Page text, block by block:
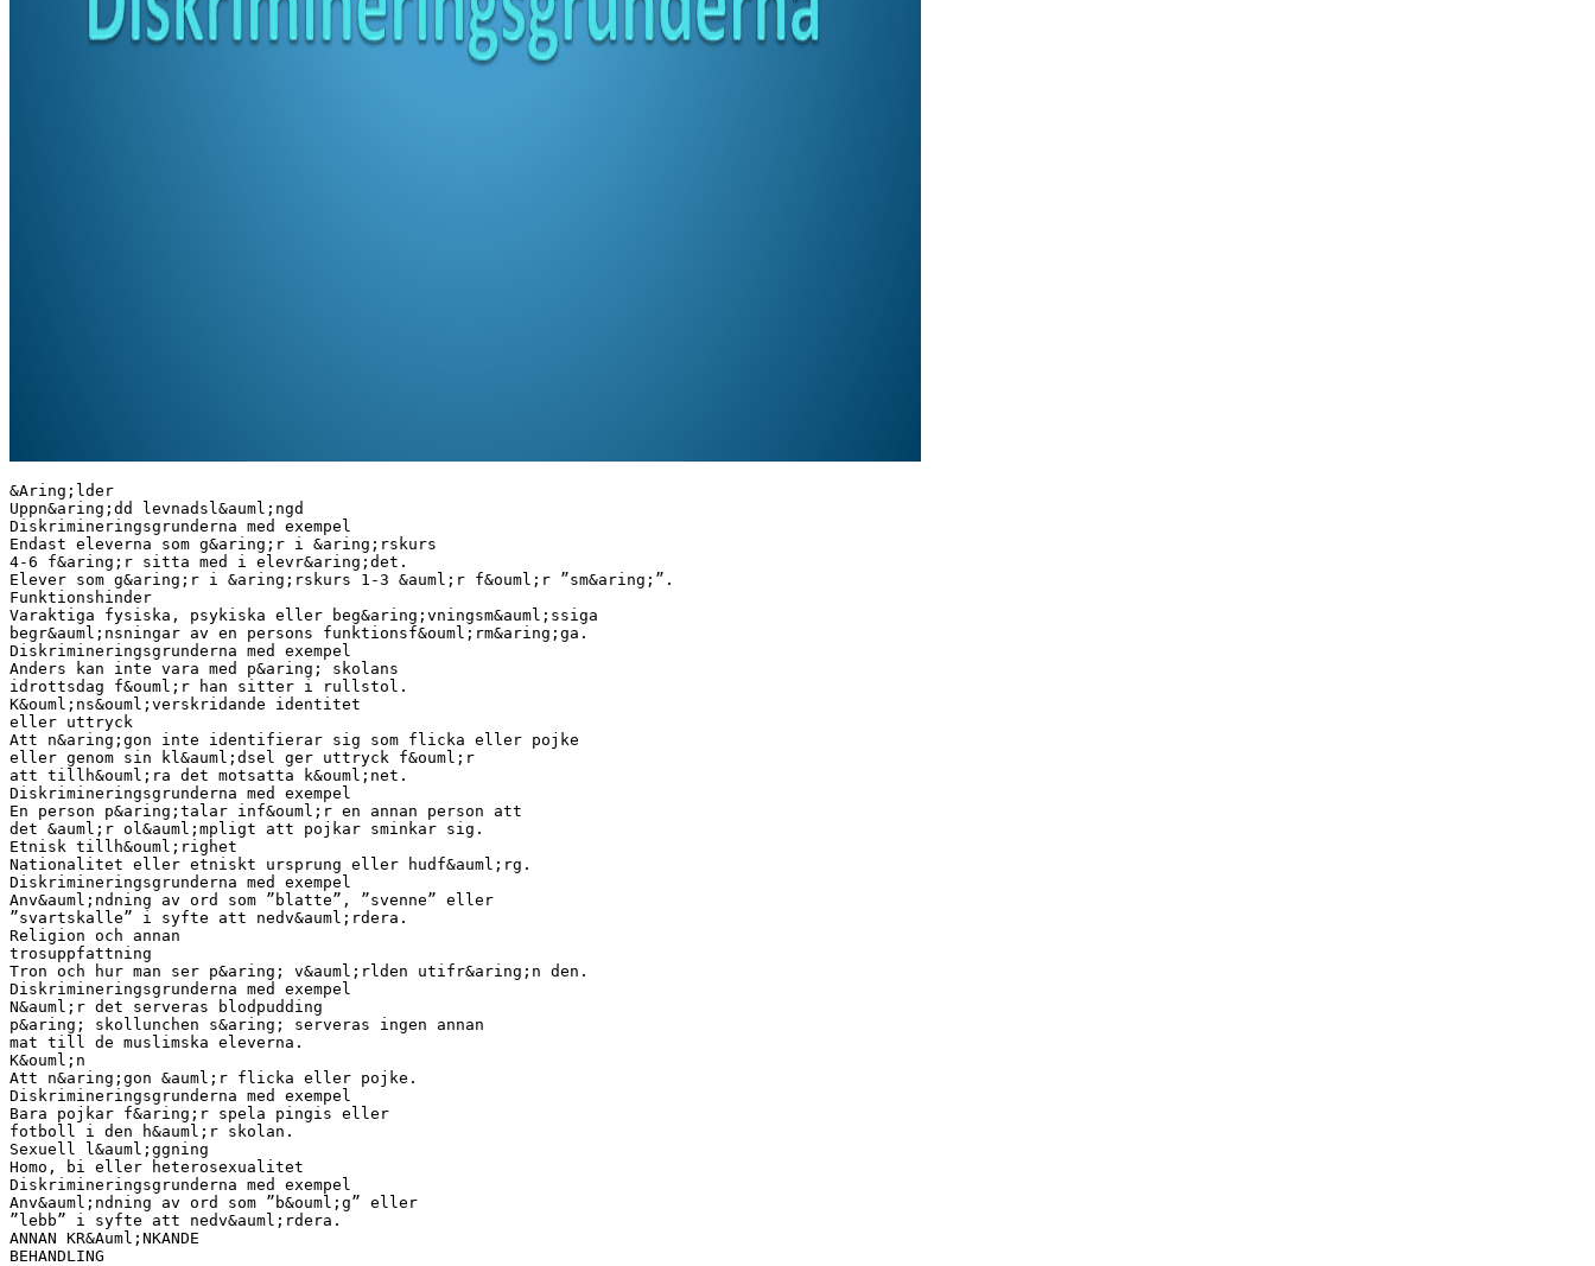
&Aring;lder
Uppn&aring;dd levnadsl&auml;ngd
Diskrimineringsgrunderna med exempel
Endast eleverna som g&aring;r i &aring;rskurs
4-6 f&aring;r sitta med i elevr&aring;det.
Elever som g&aring;r i &aring;rskurs 1-3 &auml;r f&ouml;r ”sm&aring;”.
Funktionshinder
Varaktiga fysiska, psykiska eller beg&aring;vningsm&auml;ssiga
begr&auml;nsningar av en persons funktionsf&ouml;rm&aring;ga.
Diskrimineringsgrunderna med exempel
Anders kan inte vara med p&aring; skolans
idrottsdag f&ouml;r han sitter i rullstol.
K&ouml;ns&ouml;verskridande identitet
eller uttryck
Att n&aring;gon inte identifierar sig som flicka eller pojke
eller genom sin kl&auml;dsel ger uttryck f&ouml;r
att tillh&ouml;ra det motsatta k&ouml;net.
Diskrimineringsgrunderna med exempel
En person p&aring;talar inf&ouml;r en annan person att
det &auml;r ol&auml;mpligt att pojkar sminkar sig.
Etnisk tillh&ouml;righet
Nationalitet eller etniskt ursprung eller hudf&auml;rg.
Diskrimineringsgrunderna med exempel
Anv&auml;ndning av ord som ”blatte”, ”svenne” eller
”svartskalle” i syfte att nedv&auml;rdera.
Religion och annan
trosuppfattning
Tron och hur man ser p&aring; v&auml;rlden utifr&aring;n den.
Diskrimineringsgrunderna med exempel
N&auml;r det serveras blodpudding
p&aring; skollunchen s&aring; serveras ingen annan
mat till de muslimska eleverna.
K&ouml;n
Att n&aring;gon &auml;r flicka eller pojke.
Diskrimineringsgrunderna med exempel
Bara pojkar f&aring;r spela pingis eller
fotboll i den h&auml;r skolan.
Sexuell l&auml;ggning
Homo, bi eller heterosexualitet
Diskrimineringsgrunderna med exempel
Anv&auml;ndning av ord som ”b&ouml;g” eller
”lebb” i syfte att nedv&auml;rdera.
ANNAN KR&Auml;NKANDE
BEHANDLING